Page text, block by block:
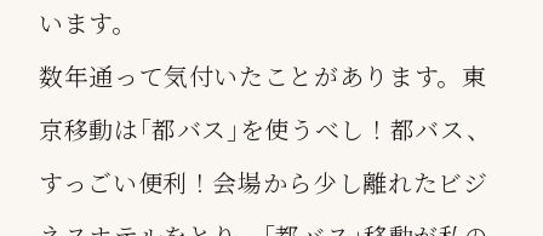
います。
数年通って気付いたことがあります。東
京移動は｢都バス｣を使うべし！都バス、
すっごい便利！会場から少し離れたビジ